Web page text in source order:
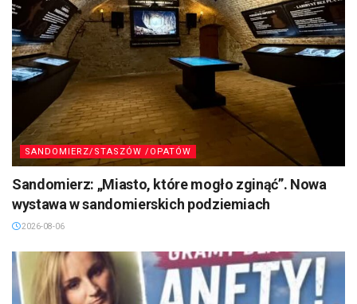
SANDOMIERZ/STASZÓW /OPATÓW
Sandomierz: „Miasto, które mogło zginąć”. Nowa
wystawa w sandomierskich podziemiach
2026-08-06